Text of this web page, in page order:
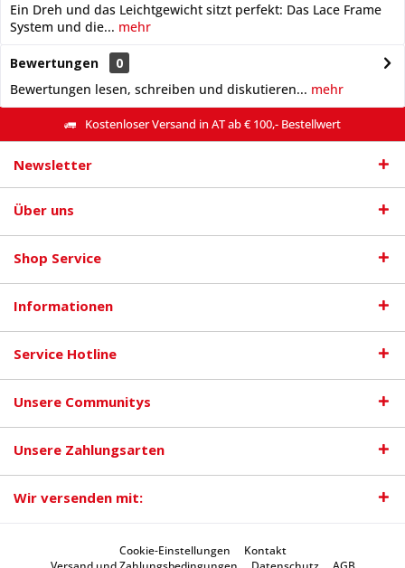
Ein Dreh und das Leichtgewicht sitzt perfekt: Das Lace Frame
System und die... mehr
Bewertungen
0
Bewertungen lesen, schreiben und diskutieren... mehr
Kostenloser Versand in AT ab € 100,- Bestellwert
Newsletter
Über uns
Shop Service
Informationen
Service Hotline
Unsere Communitys
Unsere Zahlungsarten
Wir versenden mit:
Cookie-Einstellungen
Kontakt